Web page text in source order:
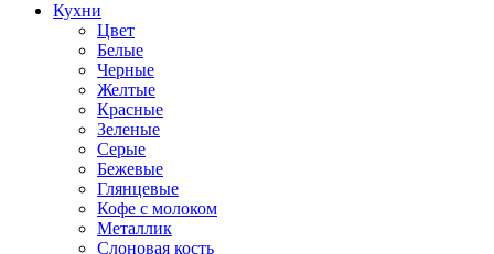
Кухни
Цвет
Белые
Черные
Желтые
Красные
Зеленые
Серые
Бежевые
Глянцевые
Кофе с молоком
Металлик
Слоновая кость